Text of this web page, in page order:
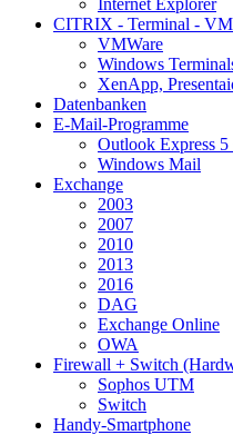
Internet Explorer
CITRIX - Terminal -
VMWare
Windows
XenApp,
Datenbanken
E-Mail-Programme
Outlook Express 5
Windows Mail
Exchange
2003
2007
2010
2013
2016
DAG
Exchange Online
OWA
Firewall + Switch
Sophos UTM
Switch
Handy-Smartphone